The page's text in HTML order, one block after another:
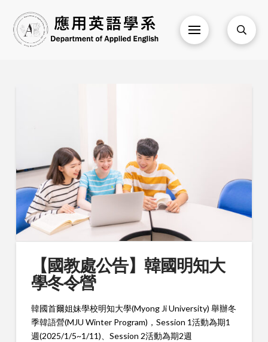
【國教處公告】韓國明知大
學冬令營
韓國首爾姐妹學校明知大學(Myong Ji University) 舉辦冬
季韓語營(MJU Winter Program)，Session 1活動為期1
週(2025/1/5~1/11)、Session 2活動為期2週